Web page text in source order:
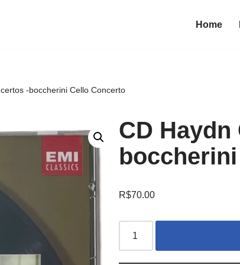
Home
-boccherini Cello Concerto
CD
R$70.00